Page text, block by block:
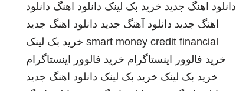
دانلود اهنگ جدید خرید بک لینک دانلود اهنگ دانلود
اهنگ جدید دانلود آهنگ جدید دانلود اهنگ جدید
smart money credit financial خرید بک لینک
خرید فالوور اینستاگرام خرید فالوور اینستاگرام
خرید بک لینک خرید بک لینک دانلود اهنگ جدید